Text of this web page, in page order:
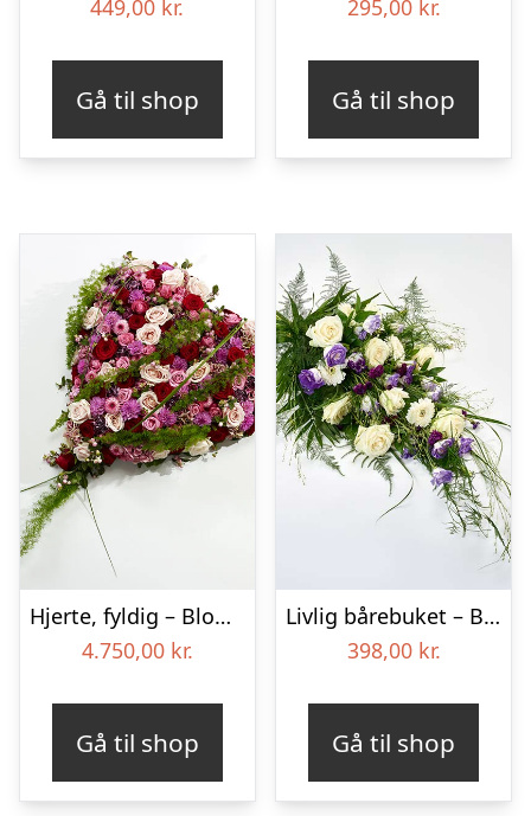
449,00 kr.
Gå til shop
295,00 kr.
Gå til shop
Hjerte, fyldig – Blomster til begravelse
4.750,00 kr.
Gå til shop
Livlig bårebuket – Blomster til begravelse
398,00 kr.
Gå til shop